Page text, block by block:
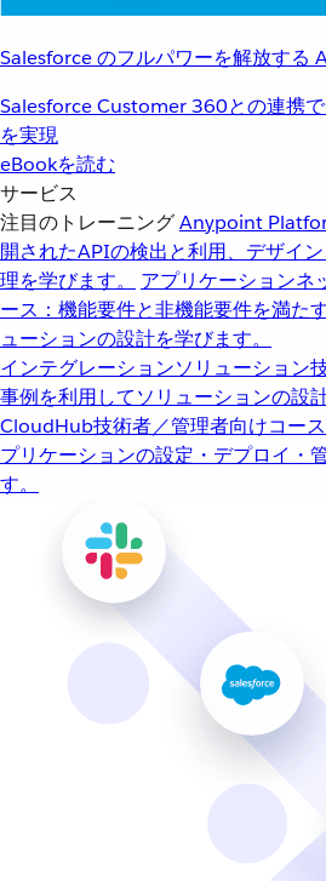
Salesforce のフルパワーを解放する
Salesforce Customer 360との連携
を実現
eBookを読む
サービス
注目のトレーニングAnypoint
開されたAPIの検出と利用、デザイ
理を学びます。
アプリケーションネ
ース：機能要件と非機能要件を満た
ューションの設計を学びます。
インテグレーションソリューション
事例を利用してソリューションの設
CloudHub技術者／管理者向けコー
プリケーションの設定・デプロイ・
す。